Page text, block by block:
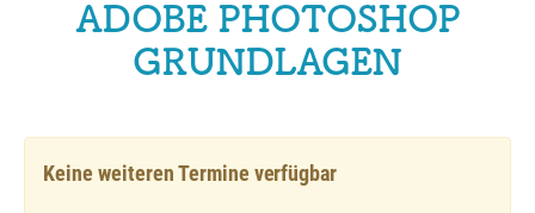
ADOBE PHOTOSHOP
GRUNDLAGEN
Keine weiteren Termine verfügbar